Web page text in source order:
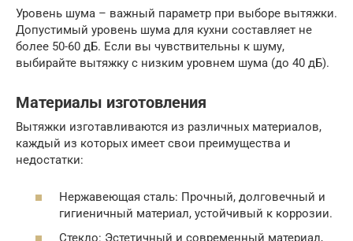
Уровень шума – важный параметр при выборе вытяжки.
Допустимый уровень шума для кухни составляет не
более 50-60 дБ. Если вы чувствительны к шуму,
выбирайте вытяжку с низким уровнем шума (до 40 дБ).
Материалы изготовления
Вытяжки изготавливаются из различных материалов,
каждый из которых имеет свои преимущества и
недостатки:
Нержавеющая сталь: Прочный, долговечный и
гигиеничный материал, устойчивый к коррозии.
Стекло: Эстетичный и современный материал,